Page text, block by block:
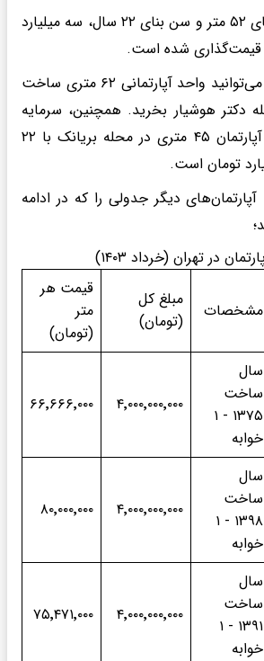
واحد دیگری با زیربنای ۵۲ متر و سن بنای ۲۲ سال، سه میلیارد
با سه میلیارد تومان می‌توانید واحد آپارتمانی ۶۲ متری ساخت
در محله دکتر هوشیار بخرید. همچنین، سرمایه
لازم برای خرید یک آپارتمان ۴۵ متری در محله بریانک با ۲۲
تومان است.
دیگر جدولی را که در ادامه
در تهران (خرداد ۱۴۰۳)
مشخصات
مبلغ کل
(تومان)
قیمت هر
متر
(تومان)
سال
ساخت
۱۳۷۵ - ۱
خوابه
۴٬۰۰۰٬۰۰۰٬۰۰۰ ۶۶٬۶۶۶٬۰۰۰
سال
ساخت
۱۳۹۸ - ۱
خوابه
۴٬۰۰۰٬۰۰۰٬۰۰۰ ۸۰٬۰۰۰٬۰۰۰
سال
ساخت
۱۳۹۱ - ۱
خوابه
۴٬۰۰۰٬۰۰۰٬۰۰۰ ۷۵٬۴۷۱٬۰۰۰